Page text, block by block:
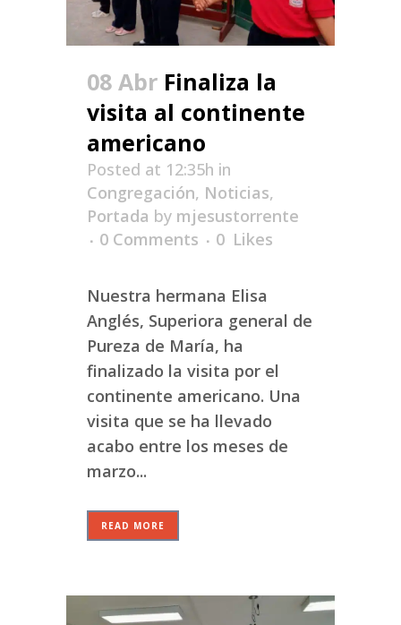
08 Abr Finaliza la
visita al continente
americano
Posted at 12:35h in
Congregación, Noticias,
Portada by mjesustorrente
0 Comments
0 Likes
Nuestra hermana Elisa
Anglés, Superiora general de
Pureza de María, ha
finalizado la visita por el
continente americano. Una
visita que se ha llevado
acabo entre los meses de
marzo...
READ MORE